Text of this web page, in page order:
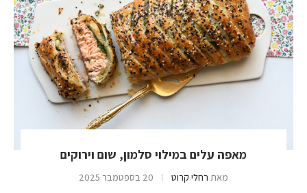
מאפה עלים במילוי סלמון, שום וירוקים
מאת רחלי קרוט 20 בספטמבר 2025